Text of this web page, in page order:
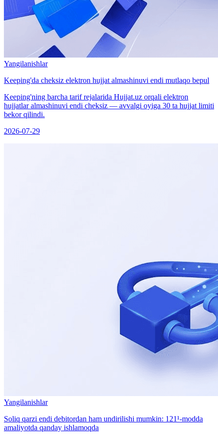
Yangilanishlar
Keeping'da cheksiz elektron hujjat almashinuvi endi mutlaqo bepul
Keeping'ning barcha tarif rejalarida Hujjat.uz orqali elektron
hujjatlar almashinuvi endi cheksiz — avvalgi oyiga 30 ta hujjat limiti
bekor qilindi.
2026-07-29
Yangilanishlar
Soliq qarzi endi debitordan ham undirilishi mumkin: 121¹-modda
amaliyotda qanday ishlamoqda